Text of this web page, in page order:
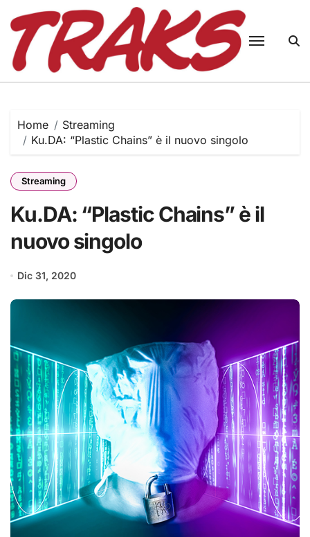
content
Home
Streaming
Ku.DA: “Plastic Chains” è il nuovo singolo
Streaming
Ku.DA: “Plastic Chains” è il
nuovo singolo
Dic 31, 2020